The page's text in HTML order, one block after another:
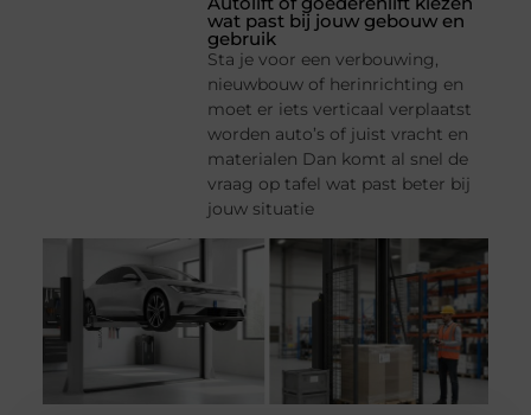
wat past bij jouw gebouw en
gebruik
Sta je voor een verbouwing,
nieuwbouw of herinrichting en
moet er iets verticaal verplaatst
worden auto’s of juist vracht en
materialen Dan komt al snel de
vraag op tafel wat past beter bij
jouw situatie